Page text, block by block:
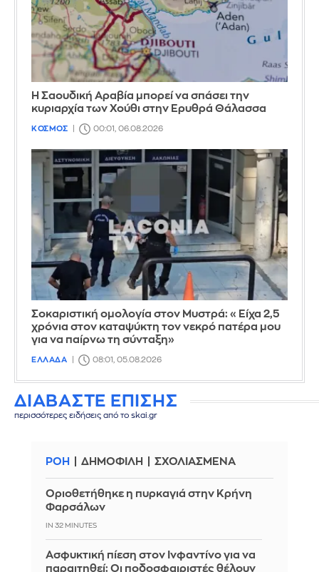
Η Σαουδική Αραβία μπορεί να σπάσει την
κυριαρχία των Χούθι στην Ερυθρά Θάλασσα
ΚΟΣΜΟΣ 00:01, 06.08.2026
Σοκαριστική ομολογία στον Μυστρά: «Είχα 2,5
χρόνια στον καταψύκτη τον νεκρό πατέρα μου
για να παίρνω τη σύνταξη»
ΕΛΛΑΔΑ 08:01, 05.08.2026
ΔΙΑΒΑΣΤΕ ΕΠΙΣΗΣ
περισσότερες ειδήσεις από το skai.gr
ΡΟΗ ΔΗΜΟΦΙΛΗ ΣΧΟΛΙΑΣΜΕΝΑ
Οριοθετήθηκε η πυρκαγιά στην Κρήνη
Φαρσάλων
IN 32 MINUTES
Ασφυκτική πίεση στον Ινφαντίνο για να
παραιτηθεί: Οι ποδοσφαιριστές θέλουν